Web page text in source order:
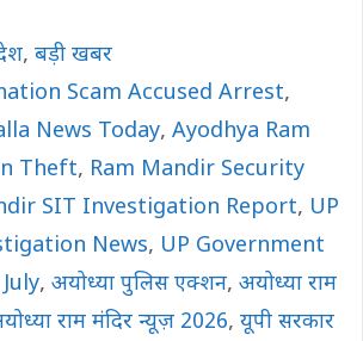
y
L
i
n
k
i
l
r
e
, बड़ी खबर
Scam Accused Arrest,
News Today, Ayodhya Ram
Theft, Ram Mandir Security
SIT Investigation Report, UP
News, UP Government
, अयोध्या पुलिस एक्शन, अयोध्या राम
राम मंदिर न्यूज़ 2026, यूपी सरकार